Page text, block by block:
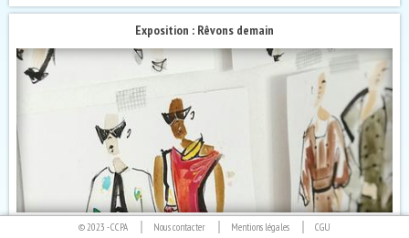
Exposition : Rêvons demain
du 01/07/2026 au 30/08/2026
© 2023 -CCPA Nous contacter Mentions légales CGU